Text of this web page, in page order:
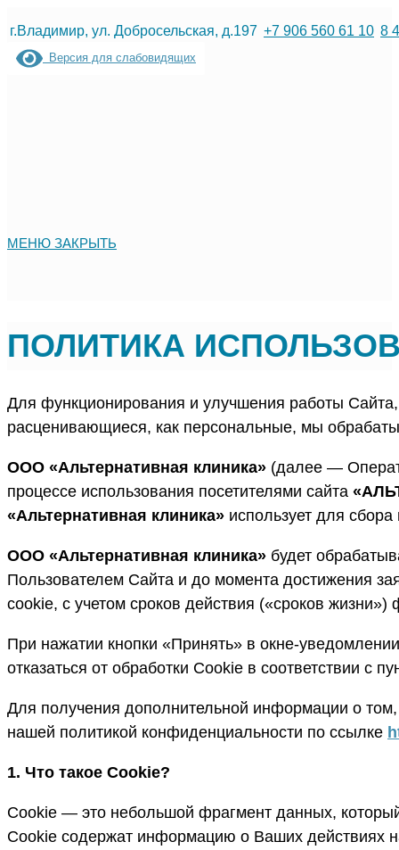
содержимому
г.Владимир, ул. Добросельская, д.197 +7 906 560 61 10 8
Версия для слабовидящих
МЕНЮ ЗАКРЫТЬ
ПОЛИТИКА
Для функционирования и улучшения работы
расценивающиеся, как персональные, мы
ООО «Альтернативная клиника» (далее —
процессе использования посетителями сайта
«Альтернативная клиника» использует для
ООО «Альтернативная клиника» будет
Пользователем Сайта и до момента достижения
cookie, с учетом сроков действия («сроков
При нажатии кнопки «Принять» в окне-
отказаться от обработки Cookie в соответствии с
Для получения дополнительной информации о
нашей политикой конфиденциальности по ссылке
1. Что такое Cookie?
Сookie — это небольшой фрагмент данных,
Cookie содержат информацию о Ваших действиях